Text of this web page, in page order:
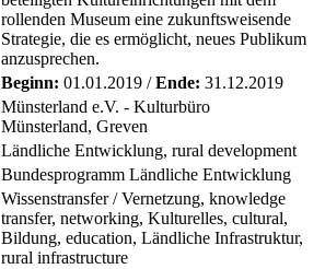
rollenden Museum eine zukunftsweisende
Strategie, die es ermöglicht, neues Publikum
anzusprechen.
Beginn: 01.01.2019 /Ende: 31.12.2019
Münsterland e.V. - Kulturbüro
Münsterland, Greven
Ländliche Entwicklung, rural development
Bundesprogramm Ländliche Entwicklung
Wissenstransfer / Vernetzung, knowledge
transfer, networking, Kulturelles, cultural,
Bildung, education, Ländliche Infrastruktur,
rural infrastructure